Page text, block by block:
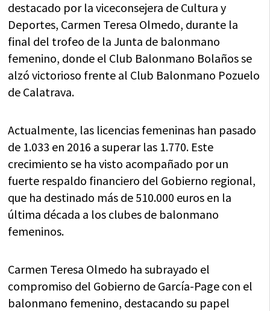
destacado por la viceconsejera de Cultura y
Deportes, Carmen Teresa Olmedo, durante la
final del trofeo de la Junta de balonmano
femenino, donde el Club Balonmano Bolaños se
alzó victorioso frente al Club Balonmano Pozuelo
de Calatrava.
Actualmente, las licencias femeninas han pasado
de 1.033 en 2016 a superar las 1.770. Este
crecimiento se ha visto acompañado por un
fuerte respaldo financiero del Gobierno regional,
que ha destinado más de 510.000 euros en la
última década a los clubes de balonmano
femeninos.
Carmen Teresa Olmedo ha subrayado el
compromiso del Gobierno de García-Page con el
balonmano femenino, destacando su papel